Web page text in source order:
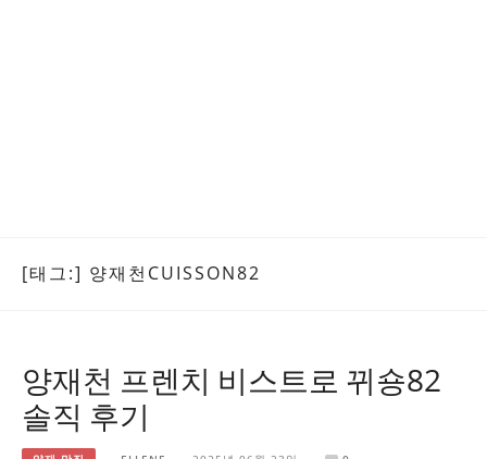
[태그:] 양재천CUISSON82
양재천 프렌치 비스트로 뀌숑82
솔직 후기